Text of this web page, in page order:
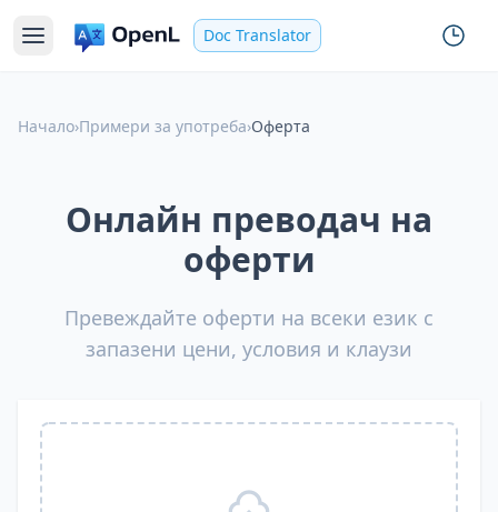
Doc Translator
Начало›Примери за употреба›Оферта
Онлайн преводач на
оферти
Превеждайте оферти на всеки език с
запазени цени, условия и клаузи